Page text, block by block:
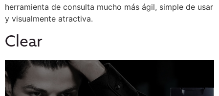
herramienta de consulta mucho más ágil, simple de usar
y visualmente atractiva.
Clear